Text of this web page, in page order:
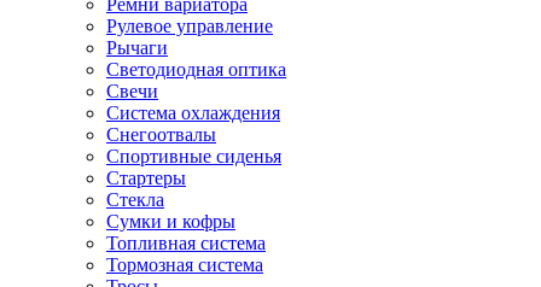
Рулевое управление
Рычаги
Светодиодная оптика
Свечи
Система охлаждения
Снегоотвалы
Спортивные сиденья
Стартеры
Стекла
Сумки и кофры
Топливная система
Тормозная система